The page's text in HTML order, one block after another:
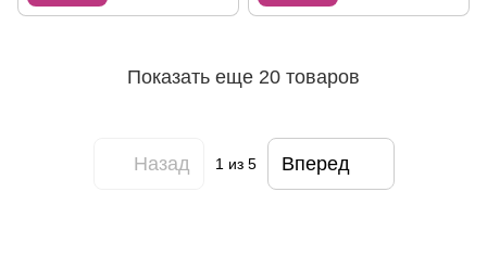
Показать еще 20 товаров
Назад 1из 5 Вперед